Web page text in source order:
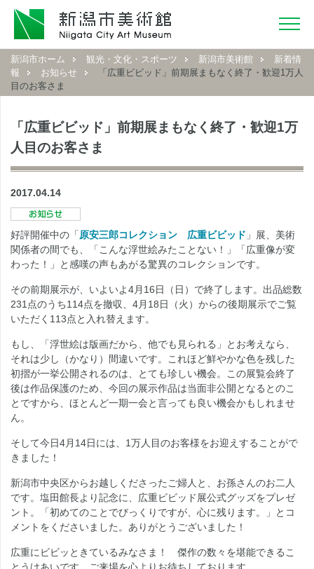
新潟市ホーム 観光・文化・スポーツ 新潟市美術館
新着情
報
お知らせ
「広重ビビッド」前期展まもなく終了・歓迎1万人
目のお客さま
「広重ビビッド」前期展まもなく終了・歓迎1万
人目のお客さま
2017.04.14
好評開催中の「原安三郎コレクション 広重ビビッド 」展、美術
関係者の間でも、「こんな浮世絵みたことない！」「広重像が変
わった！」と感嘆の声もあがる驚異のコレクションです。
その前期展示が、いよいよ4月16日（日）で終了します。出品総数
231点のうち114点を撤収、4月18日（火）からの後期展示でご覧
いただく113点と入れ替えます。
もし、「浮世絵は版画だから、他でも見られる」とお考えなら、
それは少し（かなり）間違いです。これほど鮮やかな色を残した
初摺が一挙公開されるのは、とても珍しい機会。この展覧会終了
後は作品保護のため、今回の展示作品は当面非公開となるとのこ
とですから、ほとんど一期一会と言っても良い機会かもしれませ
ん。
そして今日4月14日には、1万人目のお客様をお迎えすることがで
きました！
新潟市中央区からお越しくださったご婦人と、お孫さんのお二人
です。塩田館長より記念に、広重ビビッド展公式グッズをプレゼ
ント。「初めてのことでびっくりですが、心に残ります。」とコ
メントをくださいました。ありがとうございました！
広重にビビッときているみなさま！ 傑作の数々を堪能できるこ